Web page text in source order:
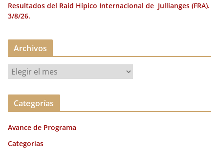
Resultados del Raid Hípico Internacional de Jullianges (FRA).
3/8/26.
Archivos
r
c
v
o
Categorías
Avance de Programa
Categorías